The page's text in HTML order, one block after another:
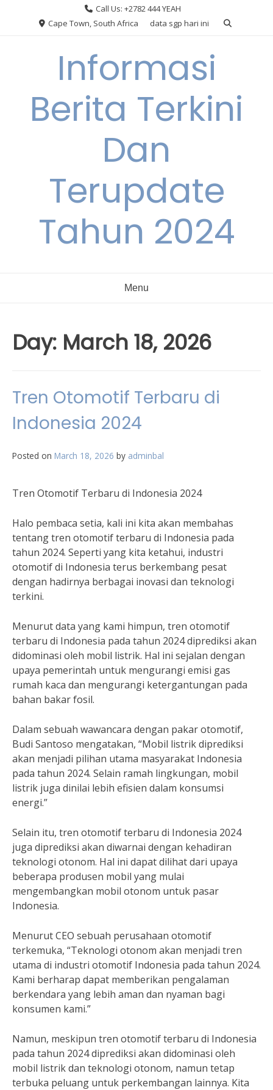
Call Us: +2782 444 YEAH
Cape Town, South Africa
data sgp hari ini
Informasi
Berita Terkini
Dan
Terupdate
Tahun 2024
Menu
Day: March 18, 2026
Tren Otomotif Terbaru di
Indonesia 2024
Posted on March 18, 2026 by adminbal
Tren Otomotif Terbaru di Indonesia 2024
Halo pembaca setia, kali ini kita akan membahas
tentang tren otomotif terbaru di Indonesia pada
tahun 2024. Seperti yang kita ketahui, industri
otomotif di Indonesia terus berkembang pesat
dengan hadirnya berbagai inovasi dan teknologi
terkini.
Menurut data yang kami himpun, tren otomotif
terbaru di Indonesia pada tahun 2024 diprediksi akan
didominasi oleh mobil listrik. Hal ini sejalan dengan
upaya pemerintah untuk mengurangi emisi gas
rumah kaca dan mengurangi ketergantungan pada
bahan bakar fosil.
Dalam sebuah wawancara dengan pakar otomotif,
Budi Santoso mengatakan, “Mobil listrik diprediksi
akan menjadi pilihan utama masyarakat Indonesia
pada tahun 2024. Selain ramah lingkungan, mobil
listrik juga dinilai lebih efisien dalam konsumsi
energi.”
Selain itu, tren otomotif terbaru di Indonesia 2024
juga diprediksi akan diwarnai dengan kehadiran
teknologi otonom. Hal ini dapat dilihat dari upaya
beberapa produsen mobil yang mulai
mengembangkan mobil otonom untuk pasar
Indonesia.
Menurut CEO sebuah perusahaan otomotif
terkemuka, “Teknologi otonom akan menjadi tren
utama di industri otomotif Indonesia pada tahun 2024.
Kami berharap dapat memberikan pengalaman
berkendara yang lebih aman dan nyaman bagi
konsumen kami.”
Namun, meskipun tren otomotif terbaru di Indonesia
pada tahun 2024 diprediksi akan didominasi oleh
mobil listrik dan teknologi otonom, namun tetap
terbuka peluang untuk perkembangan lainnya. Kita